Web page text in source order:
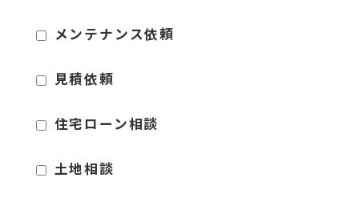
メンテナンス依頼
見積依頼
住宅ローン相談
土地相談